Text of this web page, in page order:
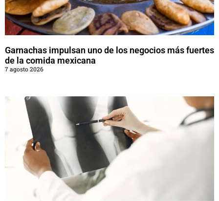
Garnachas impulsan uno de los negocios más fuertes
de la comida mexicana
7 agosto 2026